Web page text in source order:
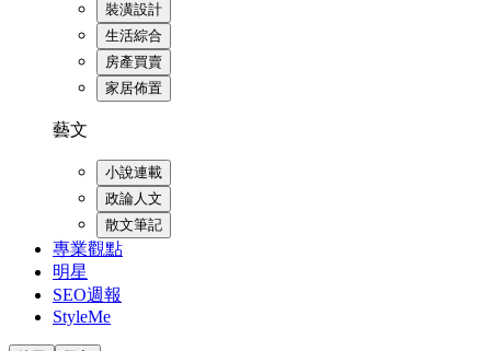
裝潢設計
生活綜合
房產買賣
家居佈置
藝文
小說連載
政論人文
散文筆記
專業觀點
明星
SEO週報
StyleMe